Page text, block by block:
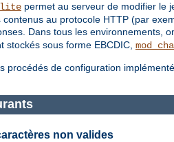
permet au serveur de modifier le
au protocole HTTP (par
Dans tous les environnements,
stockés sous forme EBCDIC,
procédés de configuration
non valides